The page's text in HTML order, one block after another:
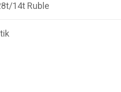
14t Ruble